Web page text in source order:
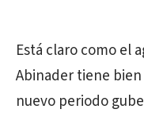
Está claro como el
Abinader tiene
nuevo periodo